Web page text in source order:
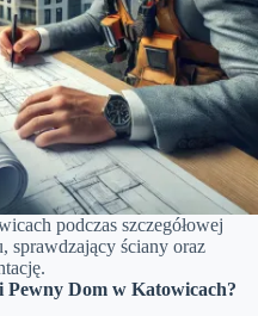
podczas szczegółowej
sprawdzający ściany oraz
Pewny Dom w Katowicach?